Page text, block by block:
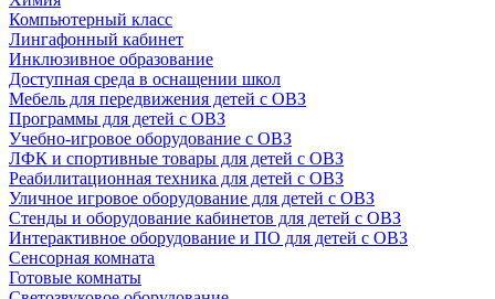
Компьютерный класс
Лингафонный кабинет
Инклюзивное образование
Доступная среда в оснащении школ
Мебель для передвижения детей с ОВЗ
Программы для детей с ОВЗ
Учебно-игровое оборудование с ОВЗ
ЛФК и спортивные товары для детей с ОВЗ
Реабилитационная техника для детей с ОВЗ
Уличное игровое оборудование для детей с ОВЗ
Стенды и оборудование кабинетов для детей с ОВЗ
Интерактивное оборудование и ПО для детей с ОВЗ
Сенсорная комната
Готовые комнаты